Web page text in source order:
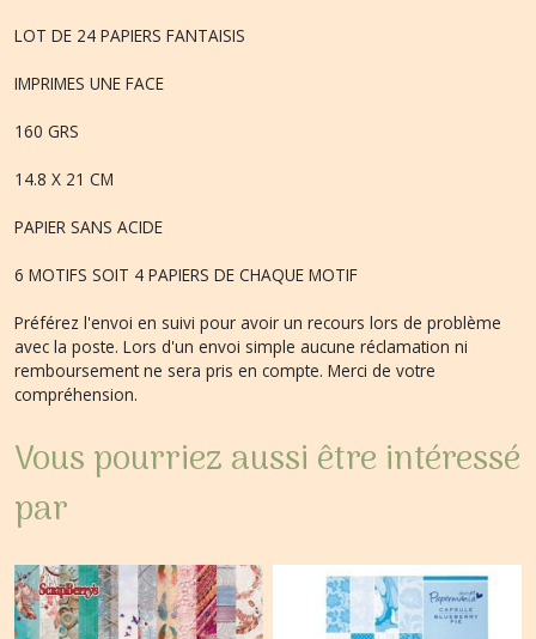
LOT DE 24 PAPIERS FANTAISIS
IMPRIMES UNE FACE
160 GRS
14.8 X 21 CM
PAPIER SANS ACIDE
6 MOTIFS SOIT 4 PAPIERS DE CHAQUE MOTIF
Préférez l'envoi en suivi pour avoir un recours lors de problème
avec la poste. Lors d'un envoi simple aucune réclamation ni
remboursement ne sera pris en compte. Merci de votre
compréhension.
Vous pourriez aussi être intéressé
par